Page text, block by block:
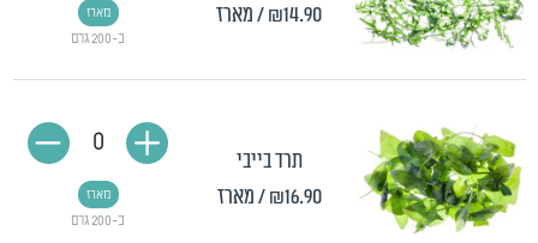
₪14.90/ מארז
כ-200 גרם
מארז
תרד בייבי
₪16.90 / מארז
כ-200 גרם
מארז
0